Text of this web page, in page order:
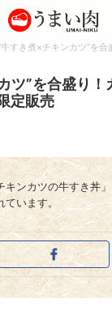
すき煮×チキンカツ”を
ツ”を合盛り！
定販売
ンカツの牛すき丼
ています。